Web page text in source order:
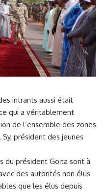
intrants aussi était
qui a véritablement
de l’ensemble des zones
président des jeunes
du président Goita sont à
des autorités non élus
que les élus depuis